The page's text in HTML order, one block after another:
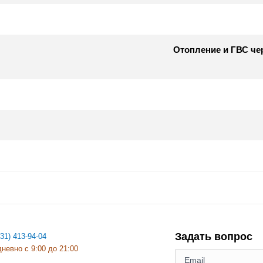
Отопление и ГВС
413-94-04
с 9:00 до 21:00
Задать вопрос